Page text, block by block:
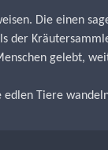
Die einen
der
gelebt,
Tiere